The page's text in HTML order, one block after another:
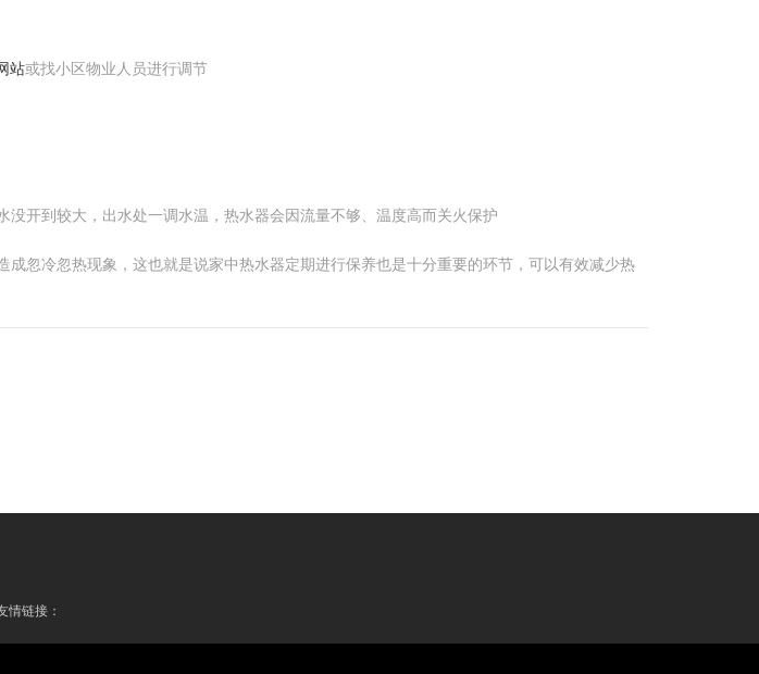
站或找小区物业人员进行调节
开到较大，出水处一调水温，热水器会因流量不够、温度高而关火保护
忽冷忽热现象，这也就是说家中热水器定期进行保养也是十分重要的环节，可以有效减少热
情链接：